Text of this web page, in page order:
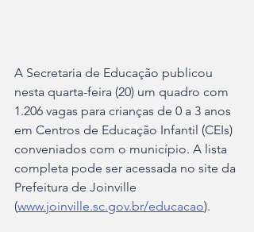
A Secretaria de Educação publicou
nesta quarta-feira (20) um quadro com
1.206 vagas para crianças de 0 a 3 anos
em Centros de Educação Infantil (CEIs)
conveniados com o município. A lista
completa pode ser acessada no site da
Prefeitura de Joinville
(www.joinville.sc.gov.br/educacao).